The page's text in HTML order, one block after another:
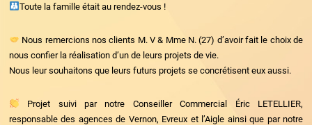
Toute la famille était au rendez-vous !
Nous remercions nos clients M. V & Mme N. (27) d’avoir fait le choix de
nous confier la réalisation d’un de leurs projets de vie.
Nous leur souhaitons que leurs futurs projets se concrétisent eux aussi.
Projet suivi par notre Conseiller Commercial Éric LETELLIER,
responsable des agences de Vernon, Evreux et l’Aigle ainsi que par notre